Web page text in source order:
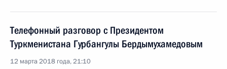
Телефонный разговор с Президентом
Туркменистана Гурбангулы Бердымухамедовым
12 марта 2018 года, 21:10